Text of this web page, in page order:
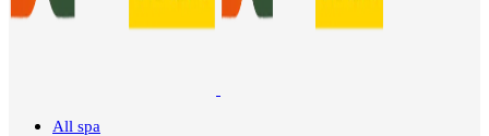
All spa